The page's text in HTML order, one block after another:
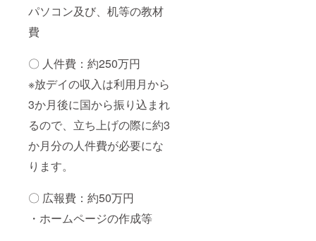
パソコン及び、机等の教材
費
〇 人件費：約250万円
※放デイの収入は利用月から
3か月後に国から振り込まれ
るので、立ち上げの際に約3
か月分の人件費が必要にな
ります。
〇 広報費：約50万円
・ホームページの作成等